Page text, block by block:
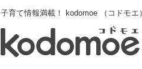
子育て情報満載！ kodomoe （コドモエ